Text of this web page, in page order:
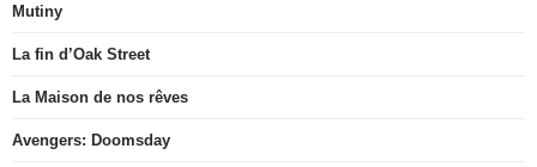
Mutiny
La fin d’Oak Street
La Maison de nos rêves
Avengers: Doomsday